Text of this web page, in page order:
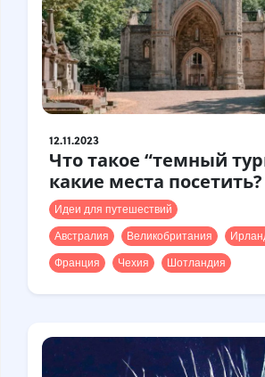
12.11.2023
Что такое “темный
какие места посетить?
Идеи для путешествий
Австралия
Великобритания
Франция
Чехия Шотландия